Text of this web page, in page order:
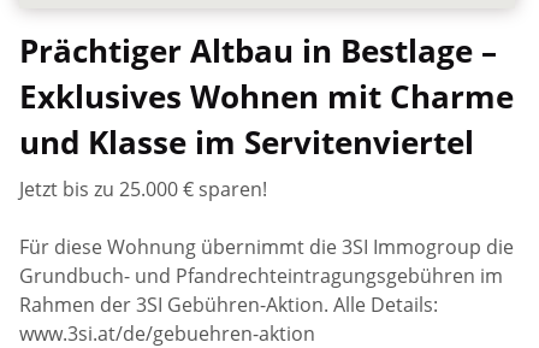
Prächtiger Altbau in Bestlage –
Exklusives Wohnen mit Charme
und Klasse im Servitenviertel
Jetzt bis zu 25.000 € sparen!
Für diese Wohnung übernimmt die 3SI Immogroup die
Grundbuch- und Pfandrechteintragungsgebühren im
Rahmen der 3SI Gebühren-Aktion. Alle Details:
www.3si.at/de/gebuehren-aktion